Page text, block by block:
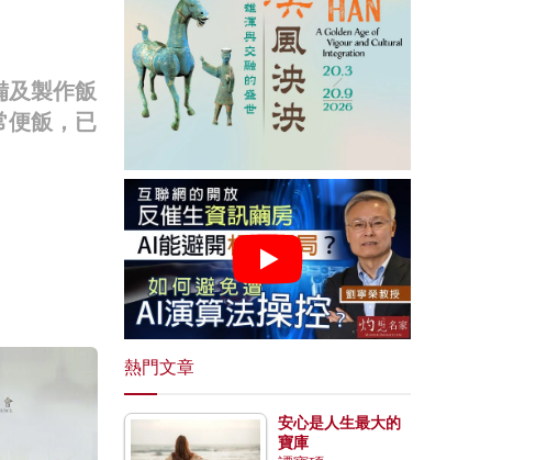
及製作飯
便飯，已
熱門文章
安心是人生最大的
寶庫